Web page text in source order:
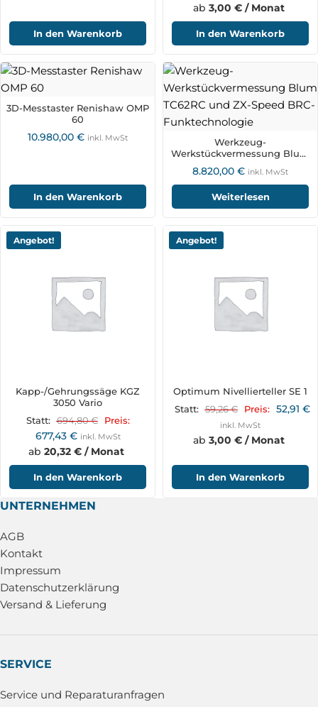
In den Warenkorb
ab 3,00 € / Monat
In den Warenkorb
3D-Messtaster Renishaw OMP
60
10.980,00 € inkl. MwSt
In den Warenkorb
Werkzeug-
Werkstückvermessung Blum
Funktechnologie
8.820,00 € inkl. MwSt
Weiterlesen
Angebot!
Kapp-/Gehrungssäge KGZ
3050 Vario
Statt: 694,80€ Preis:
677,43 € inkl. MwSt
ab 20,32 € / Monat
In den Warenkorb
Angebot!
Optimum Nivellierteller SE 1
Statt: 59,26€ Preis: 52,91 €
inkl. MwSt
ab 3,00 € / Monat
In den Warenkorb
UNTERNEHMEN
AGB
Kontakt
Impressum
Datenschutzerklärung
Versand & Lieferung
SERVICE
Service und Reparaturanfragen